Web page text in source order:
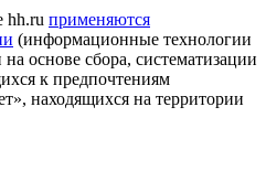
hh.ru применяются
(информационные технологии
основе сбора, систематизации
к предпочтениям
находящихся на территории